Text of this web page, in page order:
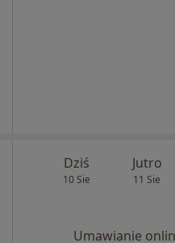
Dziś
10 Sie
Jutro
11 Sie
Umawianie